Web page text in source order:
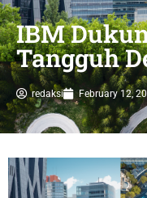
IBM
Tangguh
redaksi February 12,